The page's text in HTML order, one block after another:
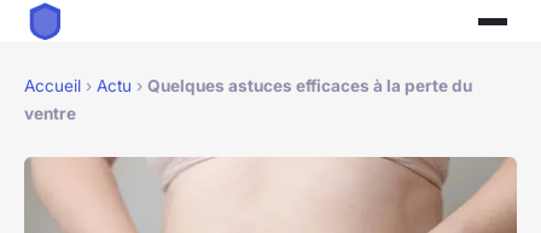
Accueil › Actu › Quelques astuces efficaces à la perte du
ventre